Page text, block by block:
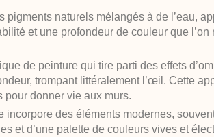
pigments naturels mélangés à de l’eau,
et une profondeur de couleur que
de peinture qui tire parti des effets
trompant littéralement l’œil. Cette
donner vie aux murs.
incorpore des éléments modernes,
et d’une palette de couleurs vives et